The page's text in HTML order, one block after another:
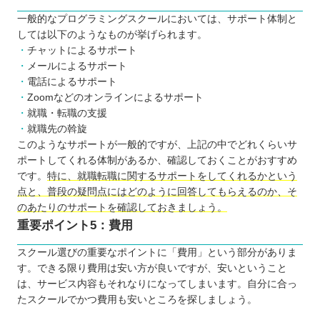
一般的なプログラミングスクールにおいては、サポート体制と
しては以下のようなものが挙げられます。
チャットによるサポート
メールによるサポート
電話によるサポート
Zoomなどのオンラインによるサポート
就職・転職の支援
就職先の斡旋
このようなサポートが一般的ですが、上記の中でどれくらいサ
ポートしてくれる体制があるか、確認しておくことがおすすめ
です。 特に、就職転職に関するサポートをしてくれるかという
点と、普段の疑問点にはどのように回答してもらえるのか、そ
のあたりのサポートを確認しておきましょう。
重要ポイント5：費用
スクール選びの重要なポイントに「費用」という部分がありま
す。できる限り費用は安い方が良いですが、安いということ
は、サービス内容もそれなりになってしまいます。自分に合っ
たスクールでかつ費用も安いところを探しましょう。